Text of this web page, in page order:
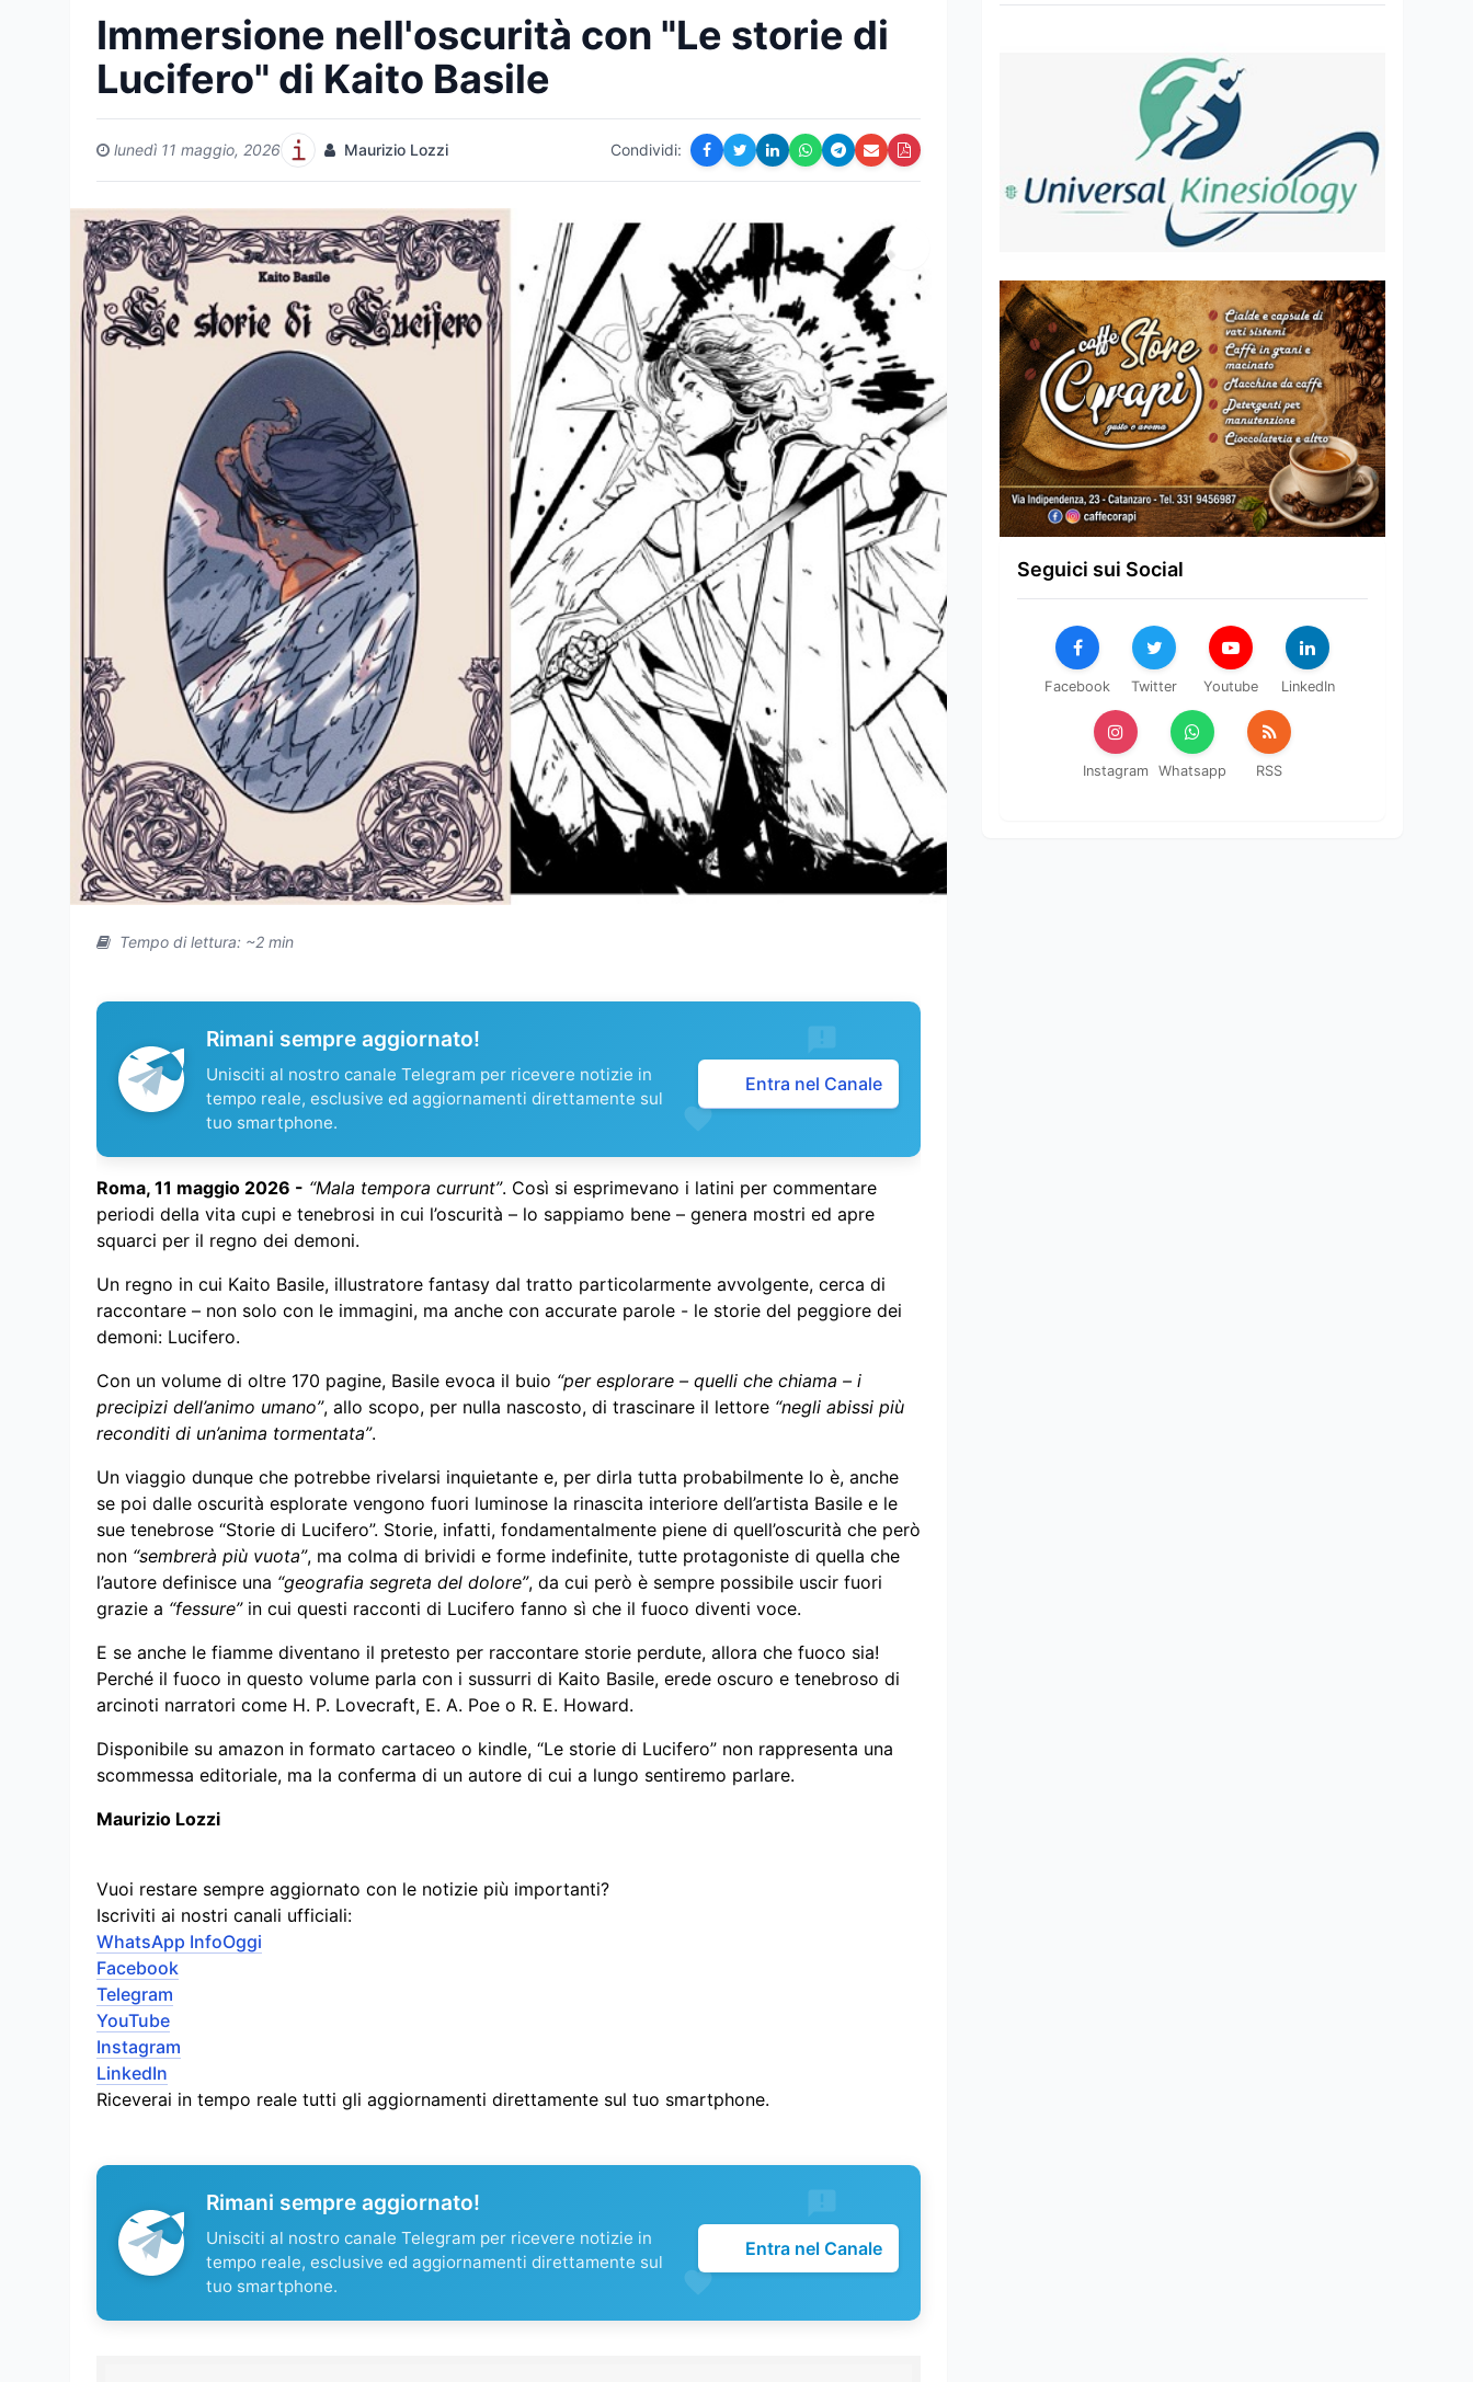
Immersione nell'oscurità con "Le storie di
Lucifero" di Kaito Basile
lunedì 11 maggio, 2026 Maurizio Lozzi Condividi:
Tempo di lettura: ~2 min
Rimani sempre aggiornato!
Unisciti al nostro canale Telegram per ricevere notizie in
tempo reale, esclusive ed aggiornamenti direttamente sul
tuo smartphone.
Entra nel Canale
Roma, 11 maggio 2026 - “Mala tempora currunt”. Così si esprimevano i latini per commentare
periodi della vita cupi e tenebrosi in cui l’oscurità – lo sappiamo bene – genera mostri ed apre
squarci per il regno dei demoni.
Un regno in cui Kaito Basile, illustratore fantasy dal tratto particolarmente avvolgente, cerca di
raccontare – non solo con le immagini, ma anche con accurate parole - le storie del peggiore dei
demoni: Lucifero.
Con un volume di oltre 170 pagine, Basile evoca il buio “per esplorare – quelli che chiama – i
precipizi dell’animo umano”, allo scopo, per nulla nascosto, di trascinare il lettore “negli abissi più
reconditi di un’anima tormentata”.
Un viaggio dunque che potrebbe rivelarsi inquietante e, per dirla tutta probabilmente lo è, anche
se poi dalle oscurità esplorate vengono fuori luminose la rinascita interiore dell’artista Basile e le
sue tenebrose “Storie di Lucifero”. Storie, infatti, fondamentalmente piene di quell’oscurità che però
non “sembrerà più vuota”, ma colma di brividi e forme indefinite, tutte protagoniste di quella che
l’autore definisce una “geografia segreta del dolore”, da cui però è sempre possibile uscir fuori
grazie a “fessure”in cui questi racconti di Lucifero fanno sì che il fuoco diventi voce.
E se anche le fiamme diventano il pretesto per raccontare storie perdute, allora che fuoco sia!
Perché il fuoco in questo volume parla con i sussurri di Kaito Basile, erede oscuro e tenebroso di
arcinoti narratori come H. P. Lovecraft, E. A. Poe o R. E. Howard.
Disponibile su amazon in formato cartaceo o kindle, “Le storie di Lucifero” non rappresenta una
scommessa editoriale, ma la conferma di un autore di cui a lungo sentiremo parlare.
Maurizio Lozzi
Vuoi restare sempre aggiornato con le notizie più importanti?
Iscriviti ai nostri canali ufficiali:
WhatsApp InfoOggi
Facebook
Telegram
YouTube
Instagram
LinkedIn
Riceverai in tempo reale tutti gli aggiornamenti direttamente sul tuo smartphone.
Rimani sempre aggiornato!
Unisciti al nostro canale Telegram per ricevere notizie in
tempo reale, esclusive ed aggiornamenti direttamente sul
tuo smartphone.
Entra nel Canale
Seguici sui Social
Facebook Twitter Youtube LinkedIn
Instagram Whatsapp RSS